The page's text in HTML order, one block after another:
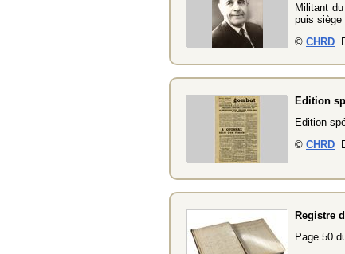
Militant
puis siège
© CHRD
Edition
Edition
© CHRD
Registre
Page 50